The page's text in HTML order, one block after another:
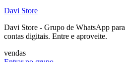
Davi Store
Davi Store - Grupo de WhatsApp
contas digitais. Entre e aproveite.
vendas